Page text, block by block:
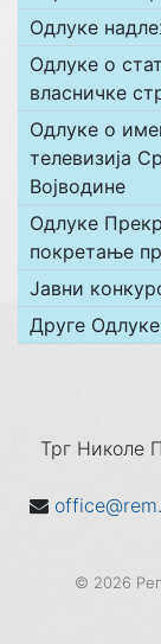
Одлуке
Одлуке о
власничке
Одлуке о
телевизија
Војводине
Одлуке
покретање
Јавни
Друге Одлуке
Трг Николе
© 2026